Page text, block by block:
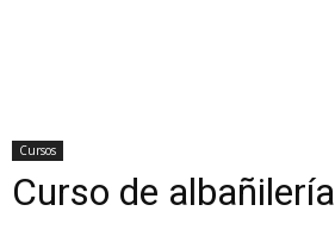
Cursos
Curso de albañilería